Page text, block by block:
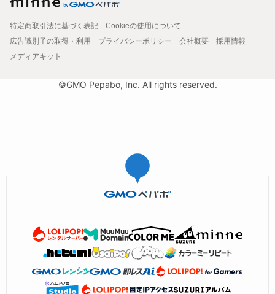
特定商取引法に基づく表記
Cookieの使用について
広告識別子の取得・利用
プライバシーポリシー 会社概要
採用情報
メディアキット
©GMO Pepabo, Inc. All rights reserved.